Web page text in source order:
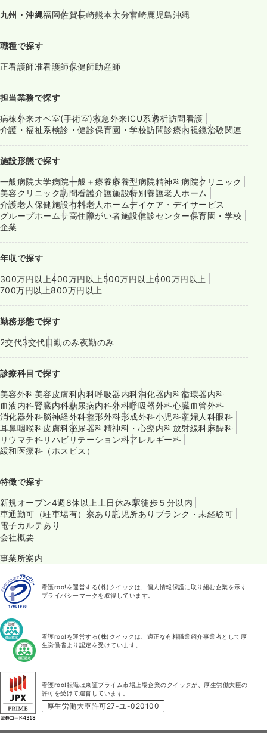
九州・沖縄福岡佐賀長崎熊本大分宮崎鹿児島沖縄
職種で探す
正看護師准看護師保健師助産師
担当業務で探す
病棟外来オペ室(手術室)救急外来ICU系透析訪問看護
介護・福祉系検診・健診保育園・学校訪問診療内視鏡治験関連
施設形態で探す
一般病院大学病院一般＋療養療養型病院精神科病院クリニック
美容クリニック訪問看護介護施設特別養護老人ホーム
介護老人保健施設有料老人ホームデイケア・デイサービス
グループホームサ高住障がい者施設健診センター保育園・学校
企業
年収で探す
300万円以上400万円以上 500万円以上600万円以上
700万円以上800万円以上
勤務形態で探す
2交代3交代日勤のみ夜勤のみ
診療科目で探す
美容外科美容皮膚科内科呼吸器内科消化器内科循環器内科
血液内科腎臓内科糖尿病内科外科呼吸器外科心臓血管外科
消化器外科脳神経外科整形外科形成外科小児科産婦人科眼科
耳鼻咽喉科皮膚科泌尿器科精神科・心療内科放射線科麻酔科
リウマチ科リハビリテーション科アレルギー科
緩和医療科（ホスピス）
特徴で探す
新規オープン4週8休以上 土日休み駅徒歩５分以内
車通勤可（駐車場有） 寮あり託児所あり ブランク・未経験可
電子カルテあり
会社概要
事業所案内
看護roo!を運営する(株)クイックは、個人情報保護に取り組む企業を示す
プライバシーマークを取得しています。
看護roo!を運営する(株)クイックは、適正な有料職業紹介事業者として厚
生労働省より認定を受けています。
看護roo!転職は東証プライム市場上場企業のクイックが、厚生労働大臣の
許可を受けて運営しています。
厚生労働大臣許可27-ユ-020100